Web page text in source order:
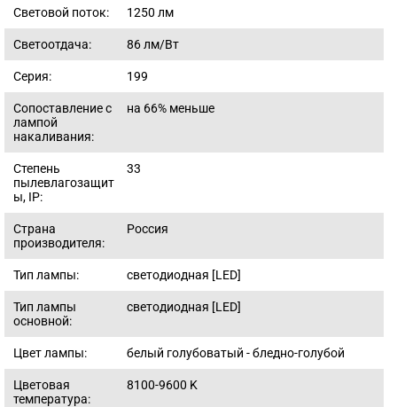
Световой поток: 1250 лм
Светоотдача: 86лм/Вт
Серия: 199
Сопоставление с
лампой
накаливания:
на 66% меньше
Степень
пылевлагозащит
ы, IP:
33
Страна
производителя:
Россия
Тип лампы: светодиодная [LED]
Тип лампы
основной:
светодиодная [LED]
Цвет лампы: белый голубоватый - бледно-голубой
Цветовая
температура:
8100-9600 K